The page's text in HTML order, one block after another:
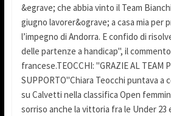
&egrave; che abbia vinto il Team
giugno lavorer&ograve; a casa mia per
l’impegno di Andorra. E confido di
delle partenze a handicap", il
francese.TEOCCHI: "GRAZIE AL TEAM
SUPPORTO"Chiara Teocchi puntava a
su Calvetti nella classifica Open
sorriso anche la vittoria fra le Under 23